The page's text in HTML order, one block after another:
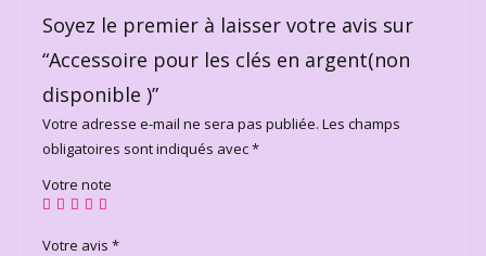
Soyez le premier à laisser votre avis sur
“Accessoire pour les clés en argent(non
disponible )”
Votre adresse e-mail ne sera pas publiée. Les champs
obligatoires sont indiqués avec*
Votre note
Votre avis *